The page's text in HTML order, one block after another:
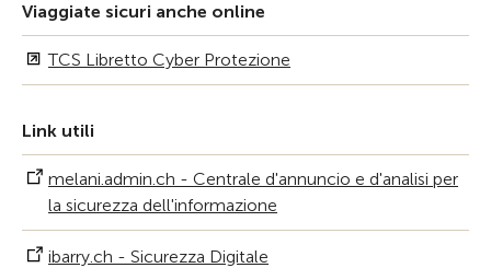
Viaggiate sicuri anche online
TCS Libretto Cyber Protezione
Link utili
melani.admin.ch - Centrale d'annuncio e d'analisi per
la sicurezza dell'informazione
ibarry.ch - Sicurezza Digitale